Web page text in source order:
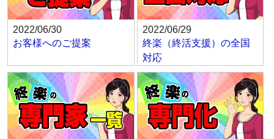
2022/06/30
お客様へのご提案
2022/06/29
終楽（終活支援）の全国
対応